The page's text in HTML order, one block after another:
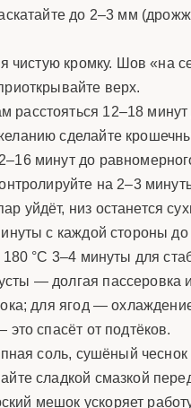
до 2–3 мм
чистую кромку. Шов «на
верх.
12–18
сделайте
минут до
на 2–3
уйдёт, низ останется
с каждой стороны
°C 3–4 минуты для
— долгая
для ягод —
спасёт от подтёков.
соль, сушёный
сладкой смазкой
мешок ускоряет